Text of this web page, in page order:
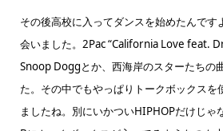
その後高校に入ってダンスを始めたんです
会いました。2Pac “California Love feat.
Snoop Doggとか、西海岸のスターたちの
た。その中でもやっぱりトークボックスを
ましたね。別にいかついHIPHOPだけじゃ